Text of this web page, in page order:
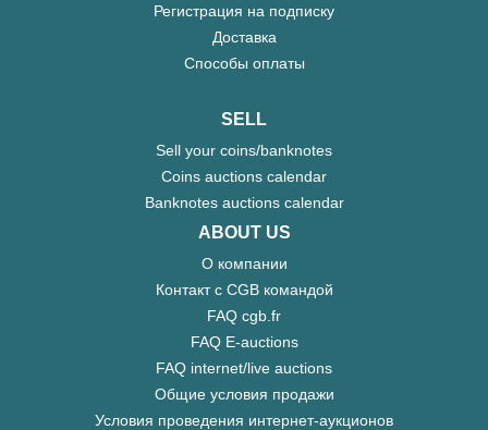
Регистрация на подписку
Доставка
Способы оплаты
SELL
Sell your coins/banknotes
Coins auctions calendar
Banknotes auctions calendar
ABOUT US
О компании
Контакт с CGB командой
FAQ cgb.fr
FAQ E-auctions
FAQ internet/live auctions
Общие условия продажи
Условия проведения интернет-аукционов